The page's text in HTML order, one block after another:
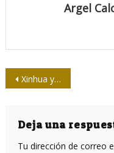
Argel
Navegación
entradas
Xinhua y TASS alumbran las fotos de la victoria
Deja una
Tu dirección de correo